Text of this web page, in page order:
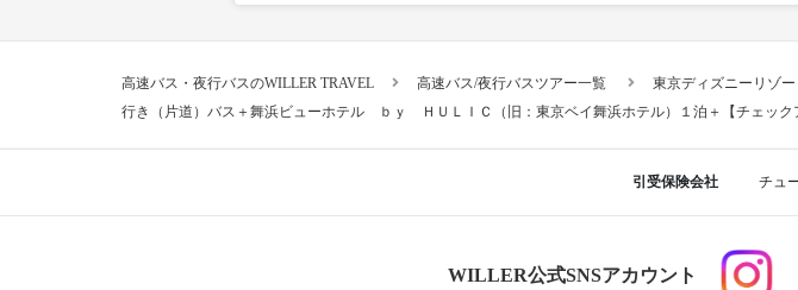
高速バス・夜行バスのWILLER TRAVEL 高速バス/夜行バスツアー一覧
東京ディズニーリゾ
行き（片道）バス＋舞浜ビューホテル ｂｙ ＨＵＬＩＣ（旧：東京ベイ舞浜ホテル）１泊＋【チェック
引受保険会社 チュ
WILLER公式SNSアカウント